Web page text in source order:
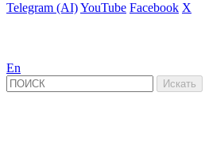
Telegram (AI)YouTube Facebook X
En